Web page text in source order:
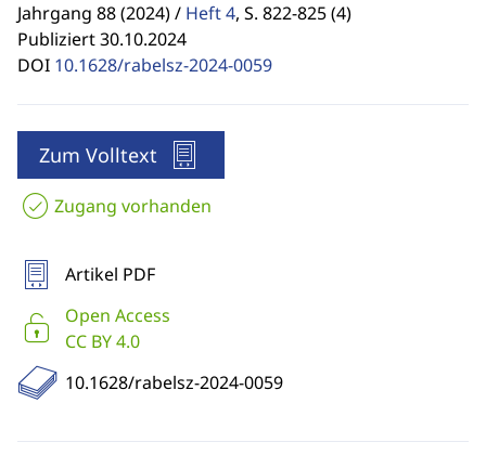
Jahrgang 88 (2024) / Heft 4, S. 822-825 (4)
Publiziert 30.10.2024
DOI 10.1628/rabelsz-2024-0059
Zum Volltext
Zugang vorhanden
Artikel PDF
Open Access
CC BY 4.0
10.1628/rabelsz-2024-0059